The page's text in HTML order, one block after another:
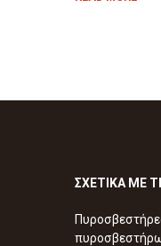
ΣΧΕΤΙΚΑ ΜΕ